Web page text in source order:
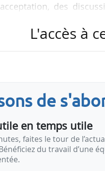
des
Bretagne pour
L'accès à
de
en temps utile
faites le tour de
du travail d’une